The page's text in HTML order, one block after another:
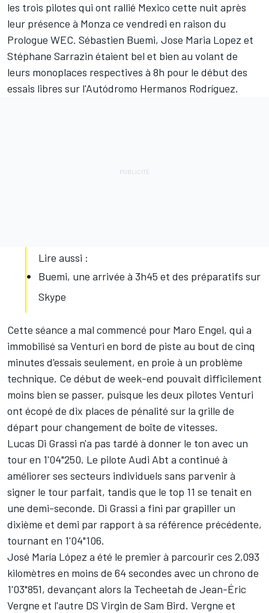
les trois pilotes qui ont rallié Mexico cette nuit après
leur présence à Monza ce vendredi en raison du
Prologue WEC. Sébastien Buemi, Jose Maria Lopez et
Stéphane Sarrazin étaient bel et bien au volant de
leurs monoplaces respectives à 8h pour le début des
essais libres sur l'Autódromo Hermanos Rodríguez.
Lire aussi :
Buemi, une arrivée à 3h45 et des préparatifs sur
Skype
Cette séance a mal commencé pour Maro Engel, qui a
immobilisé sa Venturi en bord de piste au bout de cinq
minutes d'essais seulement, en proie à un problème
technique. Ce début de week-end pouvait difficilement
moins bien se passer, puisque les deux pilotes Venturi
ont écopé de dix places de pénalité sur la grille de
départ pour changement de boîte de vitesses.
Lucas Di Grassi n'a pas tardé à donner le ton avec un
tour en 1'04"250. Le pilote Audi Abt a continué à
améliorer ses secteurs individuels sans parvenir à
signer le tour parfait, tandis que le top 11 se tenait en
une demi-seconde. Di Grassi a fini par grapiller un
dixième et demi par rapport à sa référence précédente,
tournant en 1'04"106.
José María López a été le premier à parcourir ces 2,093
kilomètres en moins de 64 secondes avec un chrono de
1'03"851, devançant alors la Techeetah de Jean-Éric
Vergne et l'autre DS Virgin de Sam Bird. Vergne et